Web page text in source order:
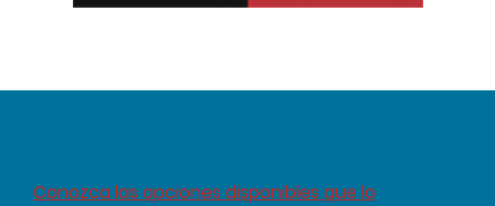
Conozca las opciones disponibles que lo